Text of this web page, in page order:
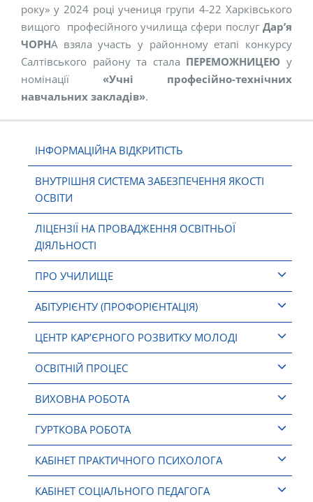
ІНФОРМАЦІЙНА ВІДКРИТІСТЬ
ВНУТРІШНЯ СИСТЕМА ЗАБЕЗПЕЧЕННЯ ЯКОСТІ
ОСВІТИ
ЛІЦЕНЗІЇ НА ПРОВАДЖЕННЯ ОСВІТНЬОЇ
ДІЯЛЬНОСТІ
ПРО УЧИЛИЩЕ
АБІТУРІЄНТУ (ПРОФОРІЄНТАЦІЯ)
ЦЕНТР КАР’ЄРНОГО РОЗВИТКУ МОЛОДІ
ОСВІТНІЙ ПРОЦЕС
ВИХОВНА РОБОТА
ГУРТКОВА РОБОТА
КАБІНЕТ ПРАКТИЧНОГО ПСИХОЛОГА
КАБІНЕТ СОЦІАЛЬНОГО ПЕДАГОГА
року» у 2024 році учениця групи 4-22 Харківського
вищого професійного училища сфери послуг Дар’я
ЧОРНА взяла участь у районному етапі конкурсу
Салтівського району та стала ПЕРЕМОЖНИЦЕЮ у
номінації «Учні професійно-технічних
навчальних закладів».